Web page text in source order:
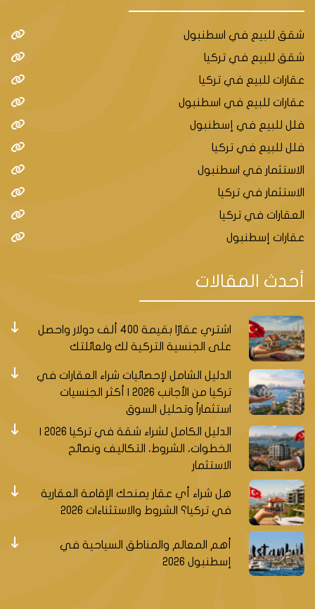
شقق للبيع في اسطنبول
شقق للبيع في تركيا
عقارات للبيع في تركيا
عقارات للبيع في اسطنبول
فلل للبيع في إسطنبول
فلل للبيع في تركيا
الاستثمار في اسطنبول
الاستثمار في تركيا
العقارات في تركيا
عقارات إسطنبول
أحدث المقالات
اشتري عقارًا بقيمة 400 ألف دولار واحصل
على الجنسية التركية لك ولعائلتك
الدليل الشامل لإحصائيات شراء العقارات في
تركيا من الأجانب 2026 | أكثر الجنسيات
استثماراً وتحليل السوق
الخطوات، الشروط، التكاليف ونصائح
الاستثمار
هل شراء أي عقار يمنحك الإقامة العقارية
في تركيا؟ الشروط والاستثناءات 2026
أهم المعالم والمناطق السياحية في
إسطنبول 2026